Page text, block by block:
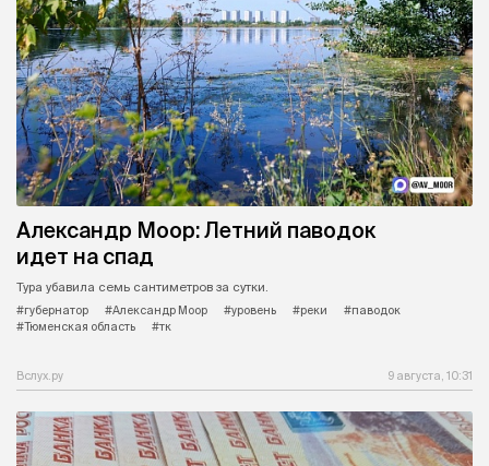
Александр Моор: Летний паводок
идет на спад
Тура убавила семь сантиметров за сутки.
#губернатор
#Александр Моор #уровень #реки
#паводок
#Тюменская область
#тк
Вслух.ру 9 августа, 10:31